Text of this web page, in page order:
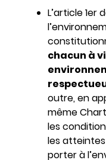
L’article 1er
chacun à
outre, en
même
les
les
porter à